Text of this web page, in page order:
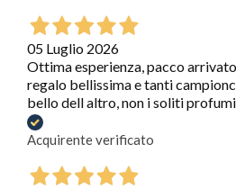
05 Luglio 2026
Ottima esperienza, pacco
regalo bellissima e tanti
bello dell altro, non i soliti
Acquirente verificato